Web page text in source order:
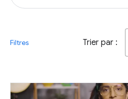
Filtres Trier par :